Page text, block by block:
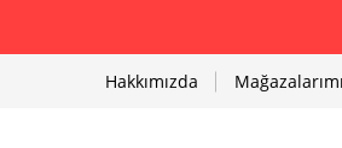
Hakkımızda